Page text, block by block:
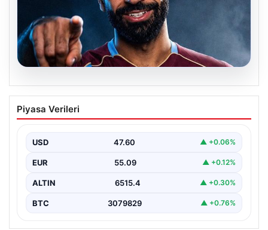
Mohamed Salah transferinin detayları
açıklandı!
Piyasa Verileri
USD 47.60 ▲ +0.06%
EUR 55.09 ▲ +0.12%
ALTIN 6515.4 ▲ +0.30%
BTC 3079829 ▲ +0.76%